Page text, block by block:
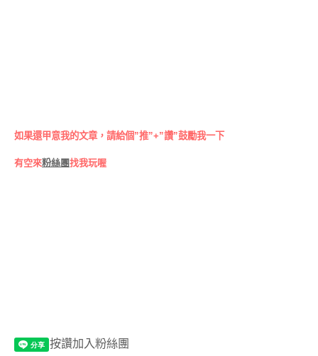
如果還甲意我的文章，請給個”推”+”讚”鼓勵我一下
有空來粉絲團找我玩喔
按讚加入粉絲團